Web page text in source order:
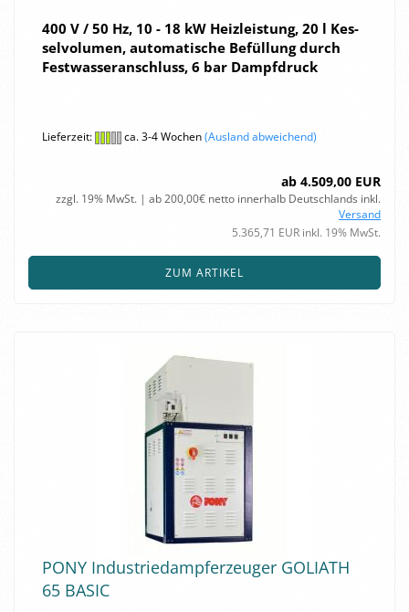
400 V / 50 Hz, 10 - 18 kW Heiz­leis­tung, 20 l Kes­
sel­vo­lu­men, au­to­ma­ti­sche Be­fül­lung durch
Fest­was­ser­an­schluss, 6 bar Dampf­druck
Lieferzeit: ca. 3-4 Wochen(Ausland abweichend)
ab 4.509,00 EUR
zzgl. 19% MwSt. | ab 200,00€ netto innerhalb Deutschlands inkl.
Versand
5.365,71 EUR inkl. 19% MwSt.
ZUM ARTIKEL
PONY In­dus­trie­dampf­erzeu­ger GO­LI­ATH
65 BASIC